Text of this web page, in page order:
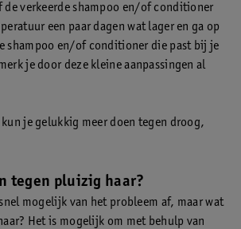
de verkeerde shampoo en/of conditioner
een paar dagen wat lager en ga op
shampoo en/of conditioner die past bij je
je door deze kleine aanpassingen al
kun je gelukkig meer doen tegen droog,
tegen pluizig haar?
mogelijk van het probleem af, maar wat
Het is mogelijk om met behulp van